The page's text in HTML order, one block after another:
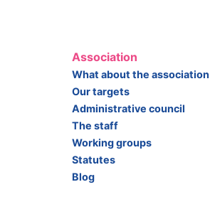
Association
What about the association
Our targets
Administrative council
The staff
Working groups
Statutes
Blog